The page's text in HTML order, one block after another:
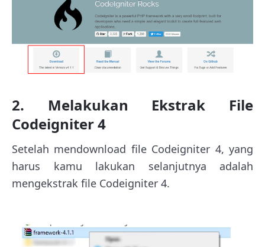
2. Melakukan Ekstrak File
Codeigniter 4
Setelah mendownload file Codeigniter 4, yang
harus kamu lakukan selanjutnya adalah
mengekstrak file Codeigniter 4.